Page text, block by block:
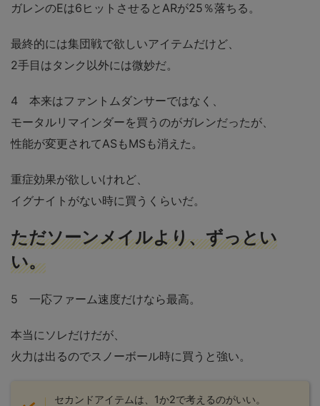
ガレンのEは6ヒットさせるとARが25％落ちる。
最終的には集団戦で欲しいアイテムだけど、
2手目はタンク以外には微妙だ。
4 本来はファントムダンサーではなく、
モータルリマインダーを買うのがガレンだったが、
性能が変更されてASもMSも消えた。
重症効果が欲しいけれど、
イグナイトがない時に買うくらいだ。
ただソーンメイルより、ずっとい
い。
5 一応ファーム速度だけなら最高。
本当にソレだけだが、
火力は出るのでスノーボール時に買うと強い。
セカンドアイテムは、1か2で考えるのがいい。